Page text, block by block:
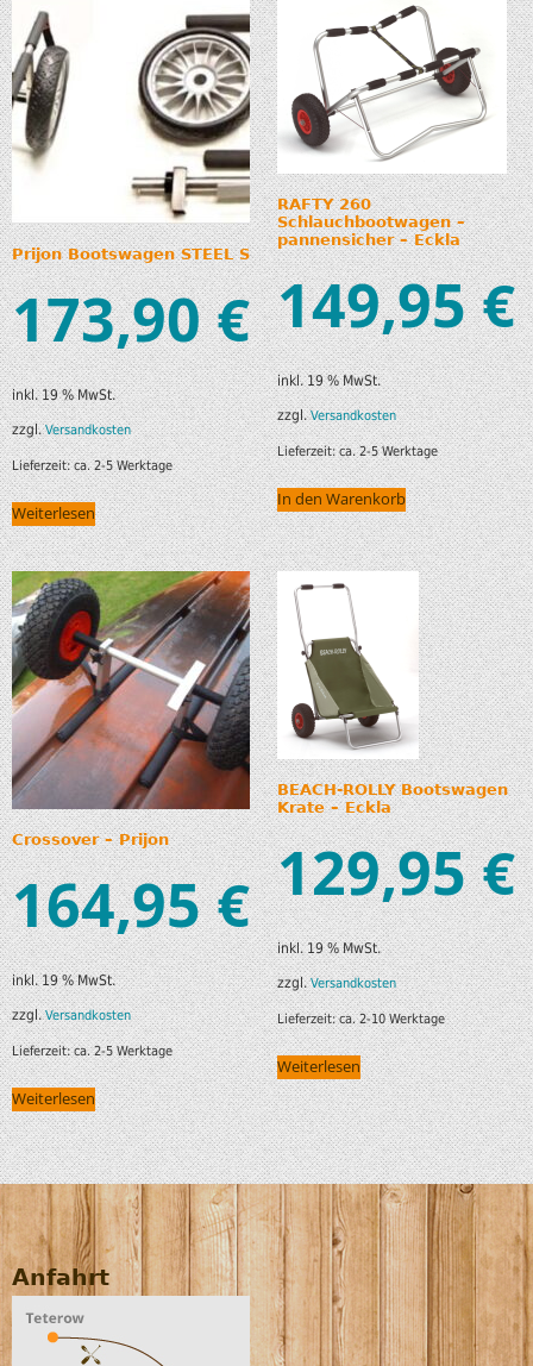
Prijon Bootswagen STEEL S
173,90€
inkl. 19 % MwSt.
zzgl.Versandkosten
Lieferzeit:ca. 2-5 Werktage
Weiterlesen
RAFTY 260
Schlauchbootwagen –
pannensicher – Eckla
149,95€
inkl. 19 % MwSt.
zzgl.Versandkosten
Lieferzeit:ca. 2-5 Werktage
In den Warenkorb
Crossover – Prijon
164,95€
inkl. 19 % MwSt.
zzgl.Versandkosten
Lieferzeit:ca. 2-5 Werktage
Weiterlesen
BEACH-ROLLY Bootswagen
Krate – Eckla
129,95€
inkl. 19 % MwSt.
zzgl.Versandkosten
Lieferzeit:ca. 2-10 Werktage
Weiterlesen
Anfahrt